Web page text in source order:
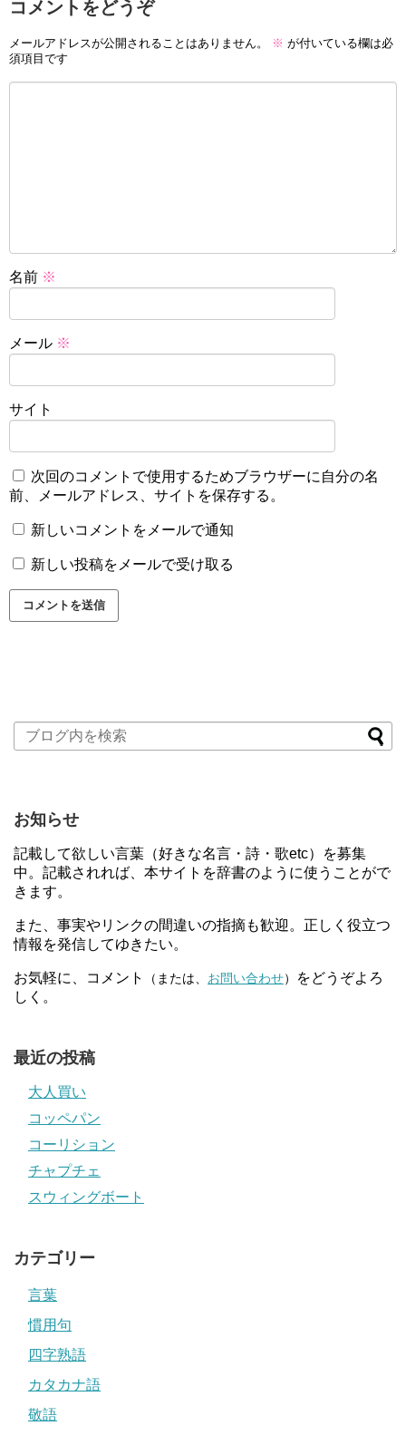
コメントをどうぞ
メールアドレスが公開されることはありません。 ※ が付いている欄は必
須項目です
名前 ※
メール ※
サイト
次回のコメントで使用するためブラウザーに自分の名
前、メールアドレス、サイトを保存する。
新しいコメントをメールで通知
新しい投稿をメールで受け取る
お知らせ
記載して欲しい言葉（好きな名言・詩・歌etc）を募集
中。記載されれば、本サイトを辞書のように使うことがで
きます。
また、事実やリンクの間違いの指摘も歓迎。正しく役立つ
情報を発信してゆきたい。
お気軽に、コメント （または、 お問い合わせ）
をどうぞよろ
しく。
最近の投稿
大人買い
コッペパン
コーリション
チャプチェ
スウィングボート
カテゴリー
言葉
慣用句
四字熟語
カタカナ語
敬語